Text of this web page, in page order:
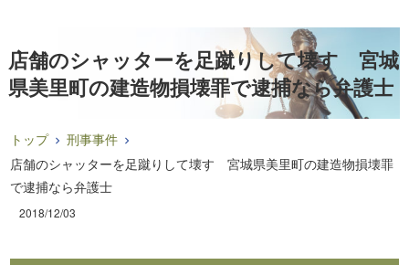
店舗のシャッターを足蹴りして壊す 宮城
県美里町の建造物損壊罪で逮捕なら弁護士
トップ
刑事事件
店舗のシャッターを足蹴りして壊す 宮城県美里町の建造物損壊罪
で逮捕なら弁護士
2018/12/03